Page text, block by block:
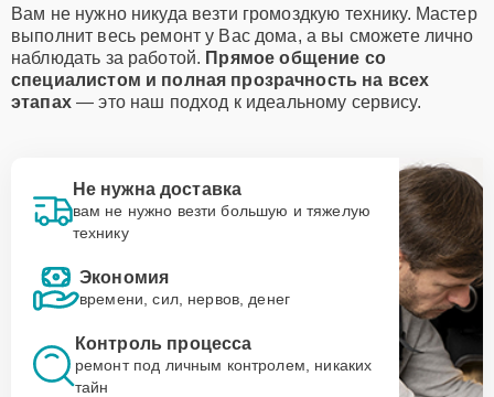
Вам не нужно никуда везти громоздкую технику. Мастер
выполнит весь ремонт у Вас дома, а вы сможете лично
наблюдать за работой. Прямое общение со
специалистом и полная прозрачность на всех
этапах— это наш подход к идеальному сервису.
Не нужна доставка
вам не нужно везти большую и тяжелую
технику
Экономия
времени, сил, нервов, денег
Контроль процесса
ремонт под личным контролем, никаких
тайн